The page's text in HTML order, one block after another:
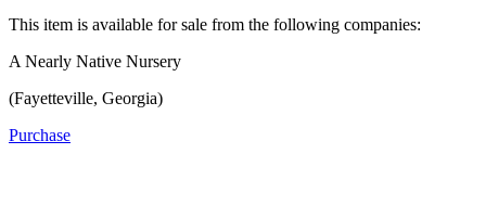
This item is available for sale from the following companies:
A Nearly Native Nursery
(Fayetteville, Georgia)
Purchase